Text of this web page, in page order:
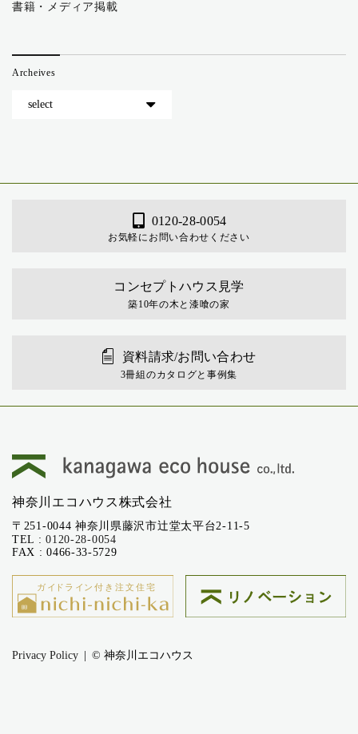
書籍・メディア掲載
Archeives
0120-28-0054
お気軽にお問い合わせください
コンセプトハウス見学
築10年の木と漆喰の家
資料請求/お問い合わせ
3冊組のカタログと事例集
神奈川エコハウス株式会社
〒251-0044 神奈川県藤沢市辻堂太平台2-11-5
TEL :0120-28-0054
FAX : 0466-33-5729
Privacy Policy © 神奈川エコハウス